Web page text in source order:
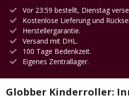
Vor 23:59 bestellt, Dienstag
Kostenlose Lieferung und
Herstellergarantie.
Versand mit DHL.
100 Tage Bedenkzeit.
Eigenes Zentrallager.
Globber Kinderroller: